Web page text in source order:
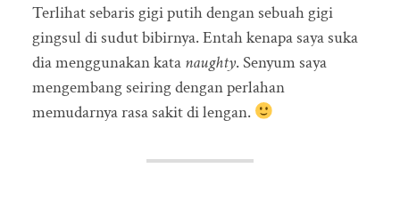
Terlihat sebaris gigi putih dengan sebuah gigi
gingsul di sudut bibirnya. Entah kenapa saya suka
dia menggunakan kata naughty. Senyum saya
mengembang seiring dengan perlahan
memudarnya rasa sakit di lengan.